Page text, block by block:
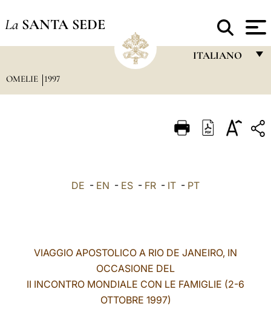
La SANTA SEDE
ITALIANO
ITALIANO
LATINE
OMELIE 1997
DE - EN - ES - FR - IT - PT
VIAGGIO APOSTOLICO A RIO DE JANEIRO, IN
OCCASIONE DEL
II INCONTRO MONDIALE CON LE FAMIGLIE (2-6
OTTOBRE 1997)